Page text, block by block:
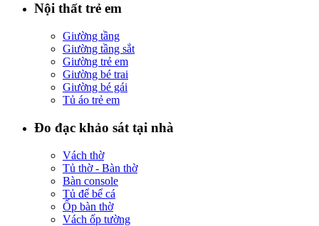
Nội thất trẻ em
Giường tầng
Giường tầng sắt
Giường trẻ em
Giường bé trai
Giường bé gái
Tủ áo trẻ em
Đo đạc khảo sát tại nhà
Vách thờ
Tủ thờ - Bàn thờ
Bàn console
Tủ để bể cá
Ốp bàn thờ
Vách ốp tường